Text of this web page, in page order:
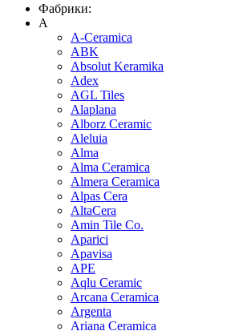
Фабрики:
A
A-Ceramica
ABK
Absolut Keramika
Adex
AGL Tiles
Alaplana
Alborz Ceramic
Aleluia
Alma
Alma Ceramica
Almera Ceramica
Alpas Cera
AltaCera
Amin Tile Co.
Aparici
Apavisa
APE
Aqlu Ceramic
Arcana Ceramica
Argenta
Ariana Ceramica